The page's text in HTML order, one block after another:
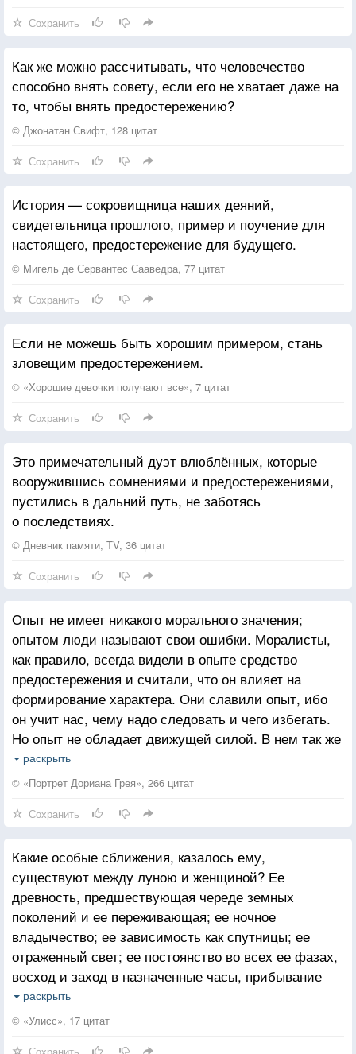
«А в чем смысл всего этого? »
— Разве у всего должен быть смысл? — спросил
бог.
— Конечно, — сказал человек.
— Тогда предоставляю тебе найти этот смысл! —
сказал бог и удалился».
«Конечно, чушь», — пишет Боконон.
Сохранить
Как же можно рассчитывать, что человечество
способно внять совету, если его не хватает даже на
то, чтобы внять предостережению?
© Джонатан Свифт, 128 цитат
Сохранить
История — сокровищница наших деяний,
свидетельница прошлого, пример и поучение для
настоящего, предостережение для будущего.
© Мигель де Сервантес Сааведра, 77 цитат
Сохранить
Если не можешь быть хорошим примером, стань
зловещим предостережением.
© «Хорошие девочки получают все», 7 цитат
Сохранить
Это примечательный дуэт влюблённых, которые
вооружившись сомнениями и предостережениями,
пустились в дальний путь, не заботясь
о последствиях.
© Дневник памяти, TV, 36 цитат
Сохранить
Опыт не имеет никакого морального значения;
опытом люди называют свои ошибки. Моралисты,
как правило, всегда видели в опыте средство
предостережения и считали, что он влияет на
формирование характера. Они славили опыт, ибо
он учит нас, чему надо следовать и чего избегать.
Но опыт не обладает движущей силой. В нем так же
мало действенного, как и в человеческом сознании.
По существу, он только свидетельствует, что наше
прошлому и что грех, совершенный однажды с
содроганием, мы повторяем в жизни много раз – но
уже с удовольствием.
раскрыть
© «Портрет Дориана Грея», 266 цитат
Сохранить
Какие особые сближения, казалось ему,
существуют между луною и женщиной? Ее
древность, предшествующая череде земных
поколений и ее переживающая; ее ночное
владычество; ее зависимость как спутницы; ее
отраженный свет; ее постоянство во всех ее фазах,
восход и заход в назначенные часы, прибывание
и убывание; нарочитая неизменность ее выражения;
неопределенность ее ответов на вопросы, не
раскрыть
© «Улисс», 17 цитат